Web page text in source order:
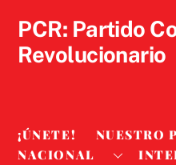
PCR: Partido
Revolucionario
¡ÚNETE!
NUESTRO
NACIONAL